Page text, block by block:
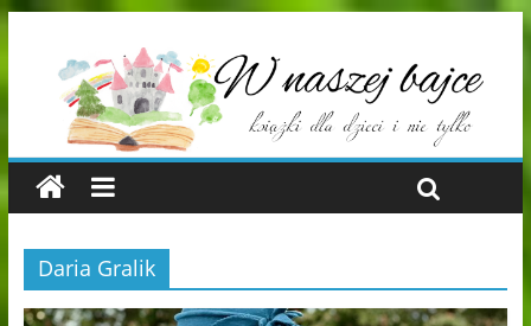
Daria Gralik